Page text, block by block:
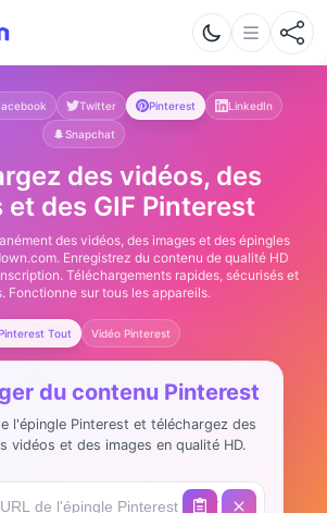
Twitter Pinterest LinkedIn
Snapchat
des vidéos, des
et des GIF Pinterest
des vidéos, des images et des épingles
Enregistrez du contenu de qualité HD
Téléchargements rapides, sécurisés et
Fonctionne sur tous les appareils.
Tout Vidéo Pinterest
du contenu Pinterest
l'épingle Pinterest et téléchargez des
vidéos et des images en qualité HD.